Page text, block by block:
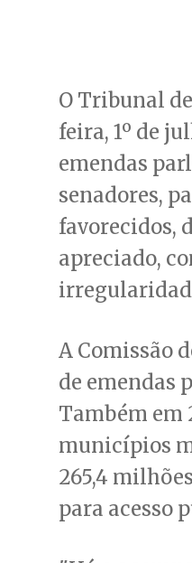
O Tribunal
feira, 1º de
emendas
senadores,
favorecidos,
apreciado,
A Comissão
de emendas
Também em
municípios
265,4
para acesso